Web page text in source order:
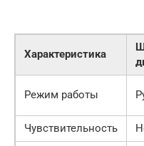
Характеристика
Режим работы
Чувствительность